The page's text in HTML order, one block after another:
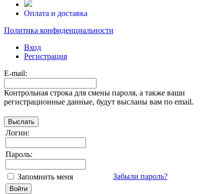
Оплата и доставка
Политика конфиденциальности
Вход
Регистрация
E-mail:
Контрольная строка для смены пароля, а также ваши
регистрационные данные, будут высланы вам по email.
Логин:
Пароль:
Запомнить меня Забыли пароль?